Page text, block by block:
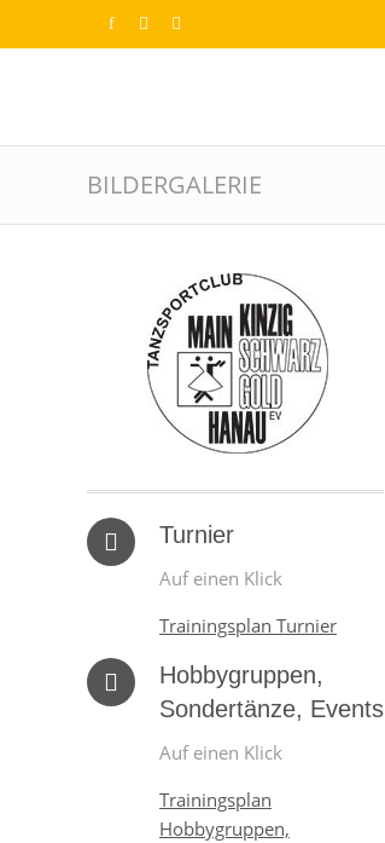
BILDERGALERIE
Turnier
Auf einen Klick
Trainingsplan Turnier
Hobbygruppen,
Sondertänze, Events
Auf einen Klick
Trainingsplan
Hobbygruppen,